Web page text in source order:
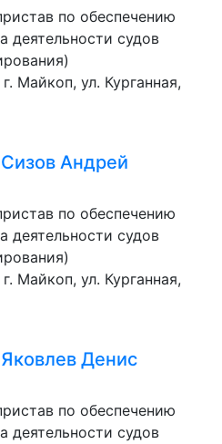
по обеспечению
деятельности судов
Майкоп, ул. Курганная,
Сизов Андрей
по обеспечению
деятельности судов
Майкоп, ул. Курганная,
Яковлев Денис
по обеспечению
деятельности судов